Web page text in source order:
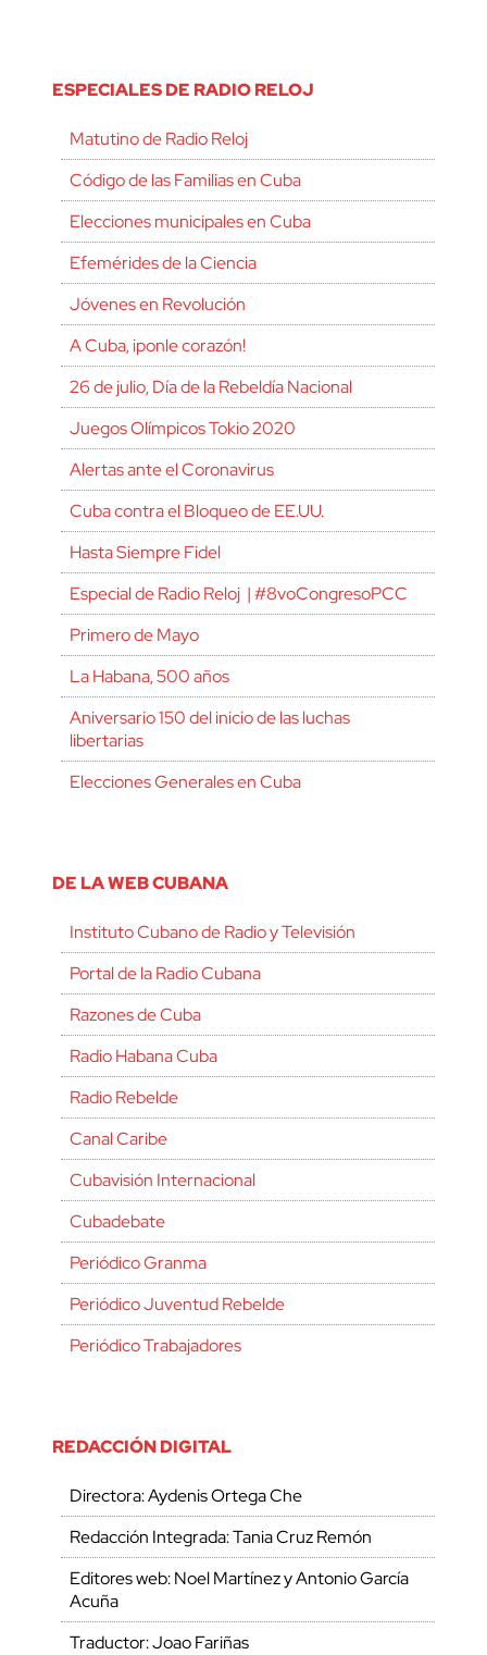
ESPECIALES DE RADIO RELOJ
Matutino de Radio Reloj
Código de las Familias en Cuba
Elecciones municipales en Cuba
Efemérides de la Ciencia
Jóvenes en Revolución
A Cuba, ¡ponle corazón!
26 de julio, Día de la Rebeldía Nacional
Juegos Olímpicos Tokio 2020
Alertas ante el Coronavirus
Cuba contra el Bloqueo de EE.UU.
Hasta Siempre Fidel
Especial de Radio Reloj | #8voCongresoPCC
Primero de Mayo
La Habana, 500 años
Aniversario 150 del inicio de las luchas
libertarias
Elecciones Generales en Cuba
DE LA WEB CUBANA
Instituto Cubano de Radio y Televisión
Portal de la Radio Cubana
Razones de Cuba
Radio Habana Cuba
Radio Rebelde
Canal Caribe
Cubavisión Internacional
Cubadebate
Periódico Granma
Periódico Juventud Rebelde
Periódico Trabajadores
REDACCIÓN DIGITAL
Directora: Aydenis Ortega Che
Redacción Integrada: Tania Cruz Remón
Editores web: Noel Martínez y Antonio García
Acuña
Traductor: Joao Fariñas